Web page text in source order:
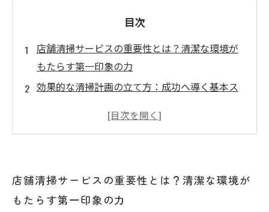
目次
店舗清掃サービスの重要性とは？清潔な環境が
もたらす第一印象の力
効果的な清掃計画の立て方：成功へ導く基本ス
洗剤や器具の選び方ガイド：業界プロが教える
践できる具体策
成功事例から学ぶ！高品質な店舗清掃サービス
店舗清掃サービスの重要性とは？清潔な環境が
もたらす第一印象の力